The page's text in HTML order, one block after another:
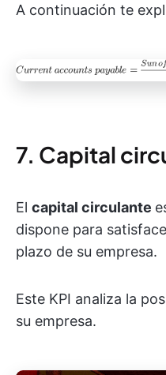
A continuación te
7. Capital
El capital circulante
dispone para
plazo de su empresa.
Este KPI analiza la
su empresa.